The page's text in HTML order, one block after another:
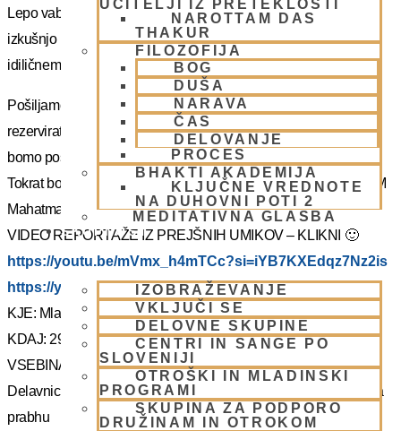
UČITELJI IZ PRETEKLOSTI
NAROTTAM DAS
THAKUR
FILOZOFIJA
BOG
DUŠA
NARAVA
ČAS
DELOVANJE
PROCES
BHAKTI AKADEMIJA
KLJUČNE VREDNOTE
NA DUHOVNI POTI 2
MEDITATIVNA GLASBA
SKUPNOST
IZOBRAŽEVANJE
VKLJUČI SE
DELOVNE SKUPINE
CENTRI IN SANGE PO
SLOVENIJI
OTROŠKI IN MLADINSKI
PROGRAMI
SKUPINA ZA PODPORO
DRUŽINAM IN OTROKOM
Lepo vabljeni na 5-dnevno nepozabno transcendentalno
izkušnjo na DUHOVNI UMIK, ki bo potekal sredi gozdov na
idiličnem Pohorju.
Pošiljamo vam samo osnovno informacijo tako da si lahko
rezervirate dopust. Več podatkov in možnost za prijavo vam
bomo poslal kasneje.
Tokrat bo z nami Šrila Prabhupadov učenec, duhovni učitelj NM
Mahatma prabhu. Redka priložnost, ki jo ne velja izpustiti.
VIDEO REPORTAŽE IZ PREJŠNIH UMIKOV – KLIKNI 🙂
https://youtu.be/mVmx_h4mTCc?si=iYB7KXEdqz7Nz2is
https://youtu.be/AziuZJyrho4?si=Zr5a_H8Hj-X888vW
KJE: Mladinski dom na Smolniku (mariborsko Pohorje)
KDAJ: 29.7.- 2.8.2025 (od torka do sobote)
VSEBINA:
Delavnice in bo vodil, Šrila Prabhupadov učenec NM Mahatma
prabhu